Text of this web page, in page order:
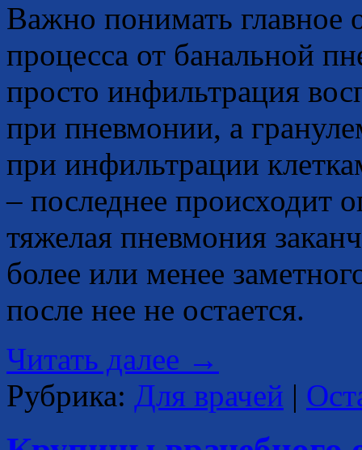
Важно понимать главное
процесса от банальной
просто инфильтрация
при пневмонии, а
при инфильтрации
– последнее происходит
тяжелая пневмония
более или менее
после нее не остается.
Читать далее →
Рубрика: Для врачей |